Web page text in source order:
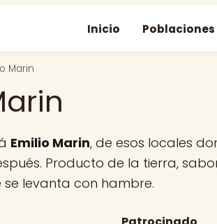
Inicio Poblaciones
Marin
Emilio Marin, de esos locales
Producto de la tierra,
levanta con hambre.